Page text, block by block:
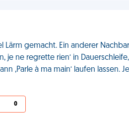
Lärm gemacht. Ein anderer
je ne regrette rien‘ in
‚Parle à ma main‘ laufen lassen.
0